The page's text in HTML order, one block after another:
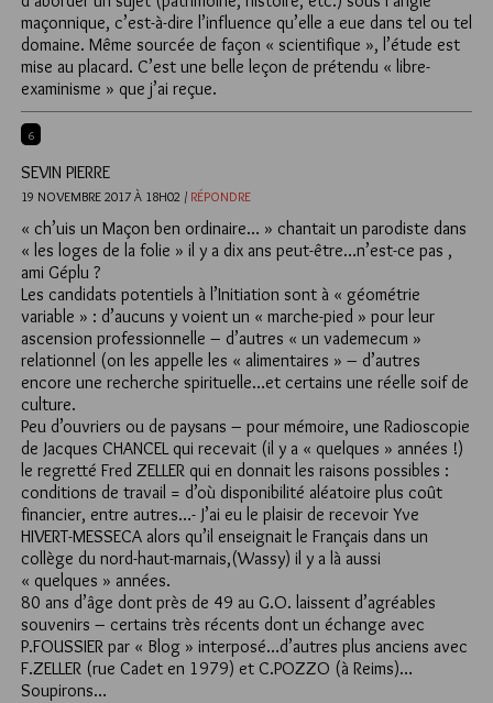
maçonnique, c’est-à-dire l’influence qu’elle a eue dans tel ou tel
domaine. Même sourcée de façon « scientifique », l’étude est
mise au placard. C’est une belle leçon de prétendu « libre-
examinisme » que j’ai reçue.
6
SEVIN PIERRE
19 NOVEMBRE 2017 À 18H02 / RÉPONDRE
« ch’uis un Maçon ben ordinaire… » chantait un parodiste dans
« les loges de la folie » il y a dix ans peut-être…n’est-ce pas ,
ami Géplu ?
Les candidats potentiels à l’Initiation sont à « géométrie
variable » : d’aucuns y voient un « marche-pied » pour leur
ascension professionnelle – d’autres « un vademecum »
relationnel (on les appelle les « alimentaires » – d’autres
encore une recherche spirituelle…et certains une réelle soif de
culture.
Peu d’ouvriers ou de paysans – pour mémoire, une Radioscopie
de Jacques CHANCEL qui recevait (il y a « quelques » années !)
le regretté Fred ZELLER qui en donnait les raisons possibles :
conditions de travail = d’où disponibilité aléatoire plus coût
financier, entre autres…- J’ai eu le plaisir de recevoir Yve
HIVERT-MESSECA alors qu’il enseignait le Français dans un
collège du nord-haut-marnais,(Wassy) il y a là aussi
« quelques » années.
80 ans d’âge dont près de 49 au G.O. laissent d’agréables
souvenirs – certains très récents dont un échange avec
P.FOUSSIER par « Blog » interposé…d’autres plus anciens avec
F.ZELLER (rue Cadet en 1979) et C.POZZO (à Reims)…
Soupirons…